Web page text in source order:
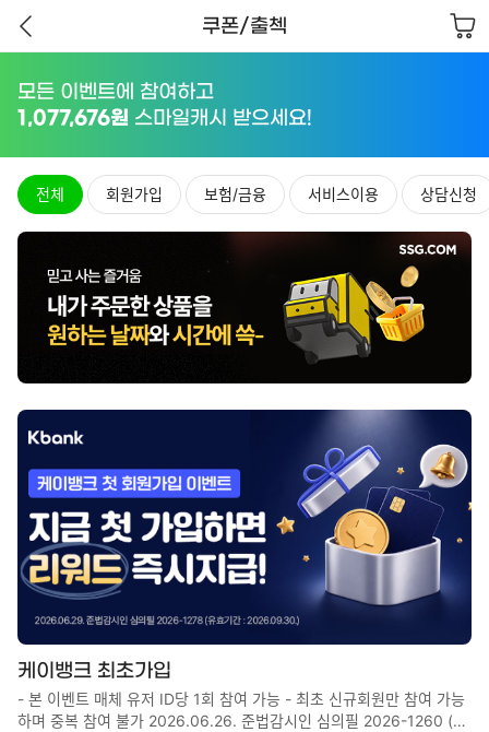
뒤
로
가
기
쿠폰/출첵
모든 이벤트에 참여하고
1,077,676원 스마일캐시 받으세요!
전체 회원가입 보험/금융 서비스이용 상담신청
케이뱅크 최초가입
- 본 이벤트 매체 유저 ID당 1회 참여 가능 - 최초 신규회원만 참여 가능
하며 중복 참여 불가 2026.06.26. 준법감시인 심의필 2026-1260 (유